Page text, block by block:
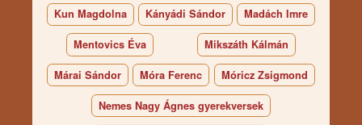
Kun Magdolna Kányádi Sándor Madách Imre
Mentovics Éva Mikszáth Kálmán
Márai Sándor Móra Ferenc Móricz Zsigmond
Nemes Nagy Ágnes gyerekversek